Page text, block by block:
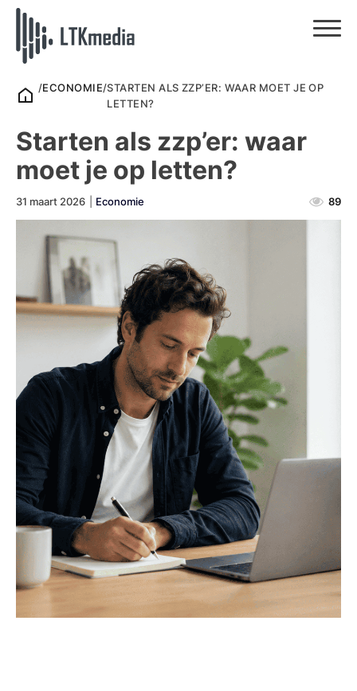
/ECONOMIE/STARTEN ALS ZZP’ER: WAAR MOET JE OP
LETTEN?
Starten als zzp’er: waar
moet je op letten?
31 maart 2026 Economie 89